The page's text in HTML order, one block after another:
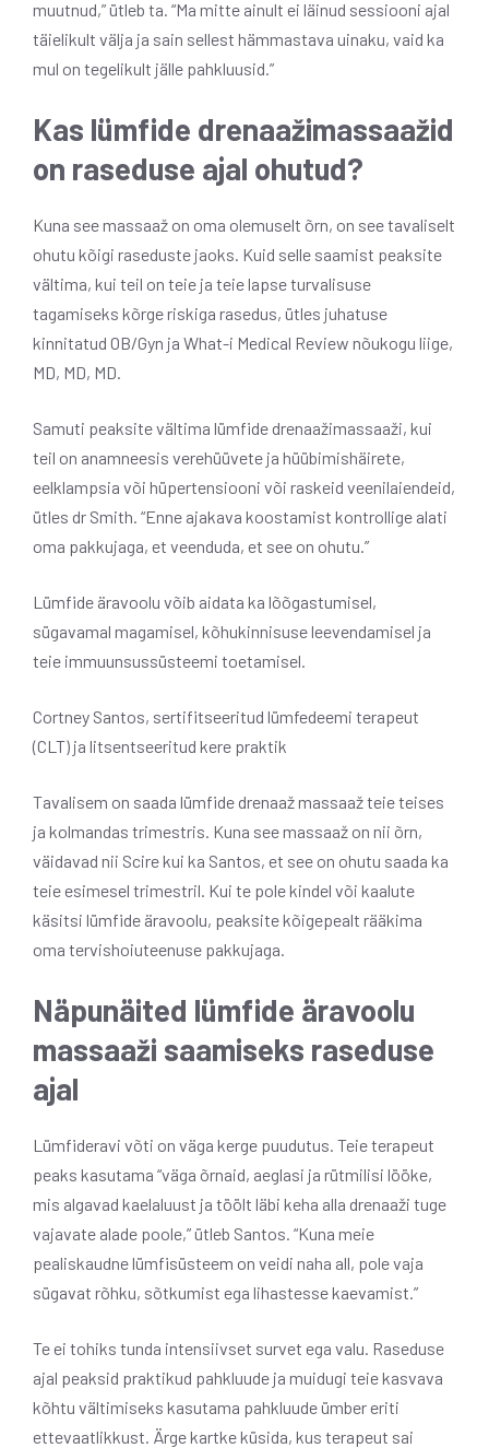
muutnud,” ütleb ta. “Ma mitte ainult ei läinud sessiooni ajal
täielikult välja ja sain sellest hämmastava uinaku, vaid ka
mul on tegelikult jälle pahkluusid.”
Kas lümfide drenaažimassaažid
on raseduse ajal ohutud?
Kuna see massaaž on oma olemuselt õrn, on see tavaliselt
ohutu kõigi raseduste jaoks. Kuid selle saamist peaksite
vältima, kui teil on teie ja teie lapse turvalisuse
tagamiseks kõrge riskiga rasedus, ütles juhatuse
kinnitatud OB/Gyn ja What-i Medical Review nõukogu liige,
MD, MD, MD.
Samuti peaksite vältima lümfide drenaažimassaaži, kui
teil on anamneesis verehüüvete ja hüübimishäirete,
eelklampsia või hüpertensiooni või raskeid veenilaiendeid,
ütles dr Smith. “Enne ajakava koostamist kontrollige alati
oma pakkujaga, et veenduda, et see on ohutu.”
Lümfide äravoolu võib aidata ka lõõgastumisel,
sügavamal magamisel, kõhukinnisuse leevendamisel ja
teie immuunsussüsteemi toetamisel.
Cortney Santos, sertifitseeritud lümfedeemi terapeut
(CLT) ja litsentseeritud kere praktik
Tavalisem on saada lümfide drenaaž massaaž teie teises
ja kolmandas trimestris. Kuna see massaaž on nii õrn,
väidavad nii Scire kui ka Santos, et see on ohutu saada ka
teie esimesel trimestril. Kui te pole kindel või kaalute
käsitsi lümfide äravoolu, peaksite kõigepealt rääkima
oma tervishoiuteenuse pakkujaga.
Näpunäited lümfide äravoolu
massaaži saamiseks raseduse
ajal
Lümfideravi võti on väga kerge puudutus. Teie terapeut
peaks kasutama “väga õrnaid, aeglasi ja rütmilisi lööke,
mis algavad kaelaluust ja töölt läbi keha alla drenaaži tuge
vajavate alade poole,” ütleb Santos. “Kuna meie
pealiskaudne lümfisüsteem on veidi naha all, pole vaja
sügavat rõhku, sõtkumist ega lihastesse kaevamist.”
Te ei tohiks tunda intensiivset survet ega valu. Raseduse
ajal peaksid praktikud pahkluude ja muidugi teie kasvava
kõhtu vältimiseks kasutama pahkluude ümber eriti
ettevaatlikkust. Ärge kartke küsida, kus terapeut sai